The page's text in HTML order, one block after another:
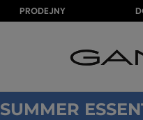
PRODEJNY
SUMMER